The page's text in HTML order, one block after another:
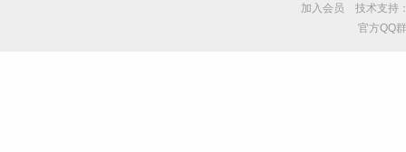
加入会员
技术支持
官方QQ